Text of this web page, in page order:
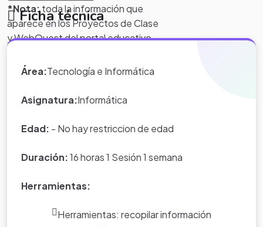
*Nota:toda la información que
aparece en los Proyectos de Clase
y WebQuest del portal educativo
del portal.
Ficha técnica
Área:Tecnología e Informática
Asignatura:Informática
Edad: - No hay restriccion de edad
Duración:16 horas 1 Sesión 1 semana
Herramientas:
Herramientas: recopilar información